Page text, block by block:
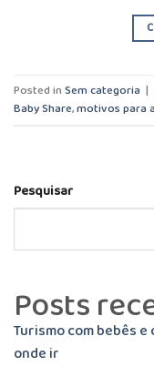
Posted inSem categoria |
Baby Share,motivos para
Pesquisar
Posts
Turismo com bebês
onde ir